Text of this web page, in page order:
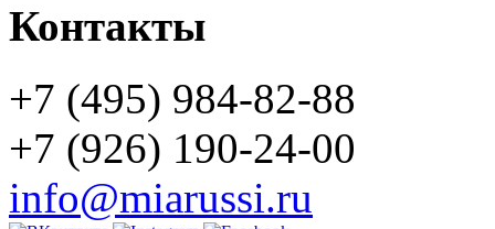
Контакты
+7 (495) 984-82-88
+7 (926) 190-24-00
info@miarussi.ru